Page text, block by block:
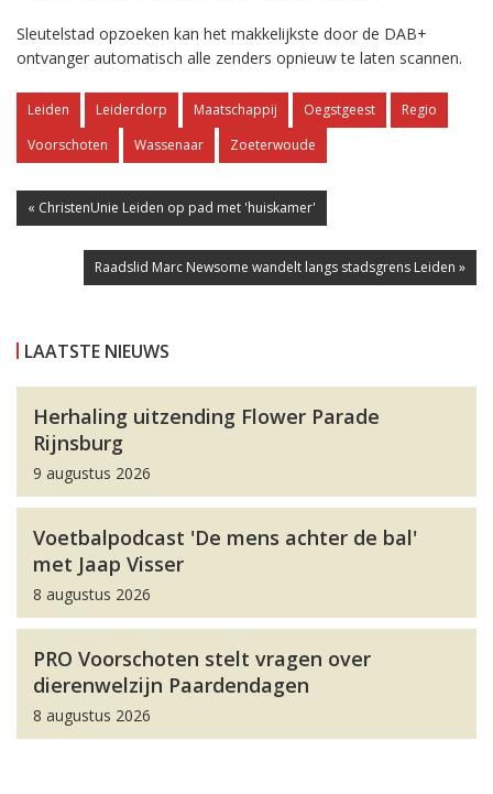
Sleutelstad opzoeken kan het makkelijkste door de DAB+
ontvanger automatisch alle zenders opnieuw te laten scannen.
Leiden Leiderdorp Maatschappij Oegstgeest
Regio
Voorschoten
Wassenaar Zoeterwoude
« ChristenUnie Leiden op pad met 'huiskamer'
Raadslid Marc Newsome wandelt langs stadsgrens Leiden »
LAATSTE NIEUWS
Herhaling uitzending Flower Parade
Rijnsburg
9 augustus 2026
Voetbalpodcast 'De mens achter de bal'
met Jaap Visser
8 augustus 2026
PRO Voorschoten stelt vragen over
dierenwelzijn Paardendagen
8 augustus 2026